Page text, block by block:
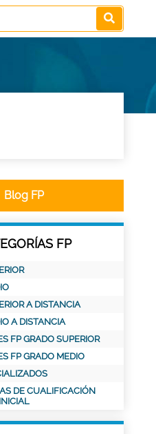
Blog FP
FP
A DISTANCIA
A DISTANCIA
FP GRADO SUPERIOR
FP GRADO MEDIO
DE CUALIFICACIÓN